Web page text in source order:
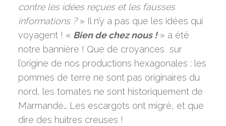
contre les idées reçues et les fausses
informations ?» Il n’y a pas que les idées qui
voyagent ! « Bien de chez nous !» a été
notre bannière ! Que de croyances sur
l’origine de nos productions hexagonales : les
pommes de terre ne sont pas originaires du
nord, les tomates ne sont historiquement de
Marmande… Les escargots ont migré, et que
dire des huitres creuses !